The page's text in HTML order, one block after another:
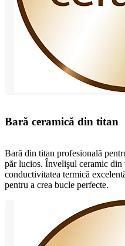
Bară ceramică din titan
Bară din titan profesională
păr lucios. Învelişul ceramic din
conductivitatea termică
pentru a crea bucle perfecte.